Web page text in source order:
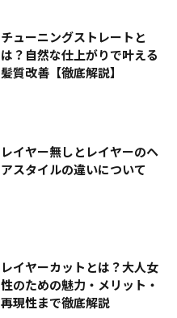
チューニングストレートと
は？自然な仕上がりで叶える
髪質改善【徹底解説】
レイヤー無しとレイヤーのヘ
アスタイルの違いについて
レイヤーカットとは？大人女
性のための魅力・メリット・
再現性まで徹底解説